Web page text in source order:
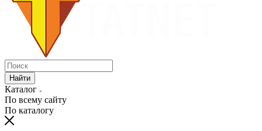
Найти
Каталог
По всему сайту
По каталогу